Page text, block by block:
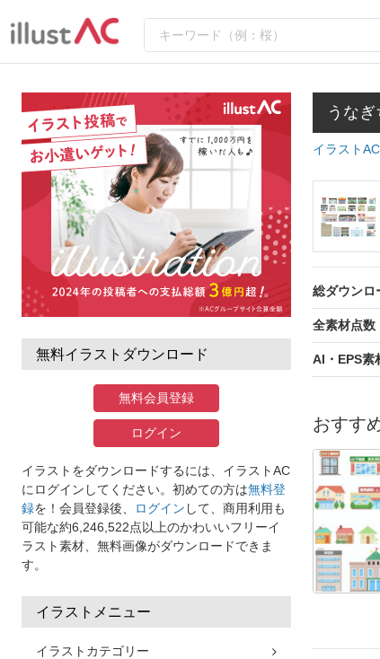
無料イラストダウンロード
無料会員登録
ログイン
イラストをダウンロードするには、イラストAC
にログインしてください。初めての方は無料登
録を！会員登録後、 ログイン して、商用利用も
可能な約6,246,522点以上のかわいいフリーイ
ラスト素材、無料画像がダウンロードできま
す。
イラストメニュー
イラストカテゴリー
うな
イラストAC
総ダウンロ
全素材点数
AI・EPS素
おすす